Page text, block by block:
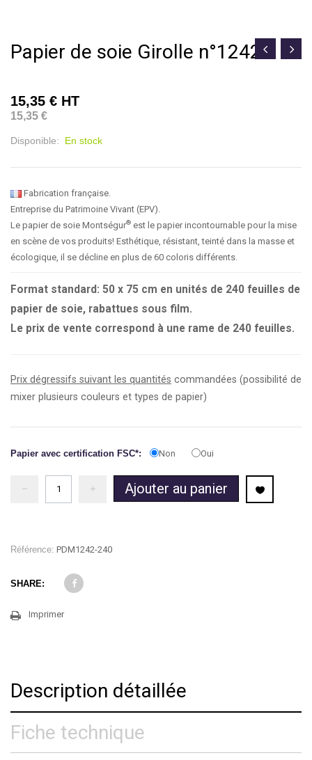
Papier de soie Girolle n°1242
15,35 € HT
15,35 €
Disponible: En stock
Fabrication française.
Entreprise du Patrimoine Vivant (EPV).
Le papier de soie Montségur® est le papier incontournable pour la mise
en scène de vos produits! Esthétique, résistant, teinté dans la masse et
écologique, il se décline en plus de 60 coloris différents.
Format standard: 50 x 75 cm en unités de 240 feuilles de
papier de soie, rabattues sous film.
Le prix de vente correspond à une rame de 240 feuilles.
Prix dégressifs suivant les quantités commandées (possibilité de
mixer plusieurs couleurs et types de papier)
Papier avec certification FSC*: Non Oui
Ajouter au panier
Référence: PDM1242-240
SHARE:
Imprimer
Description détaillée
Fiche technique